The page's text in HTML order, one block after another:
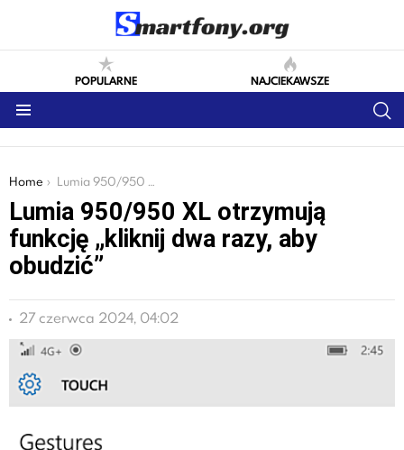
POPULARNE NAJCIEKAWSZE
You are here:
Home Lumia 950/950 XL otrzymują funkcję „kliknij dwa razy, aby obudzić”
Lumia 950/950 XL otrzymują
funkcję „kliknij dwa razy, aby
obudzić”
27 czerwca 2024, 04:02